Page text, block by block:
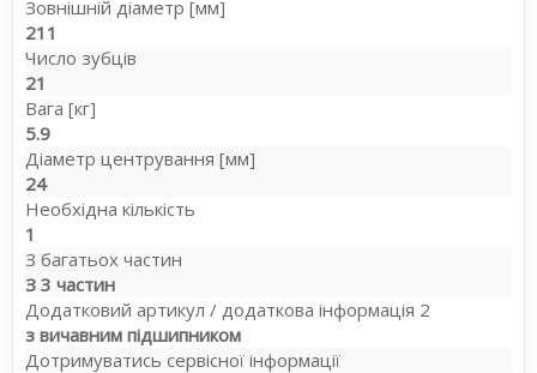
Зовнішній діаметр [мм]
211
Число зубців
21
Вага [кг]
5.9
Діаметр центрування [мм]
24
Необхідна кількість
1
З багатьох частин
З 3 частин
Додатковий артикул / додаткова інформація 2
з вичавним підшипником
Дотримуватись сервісної інформації